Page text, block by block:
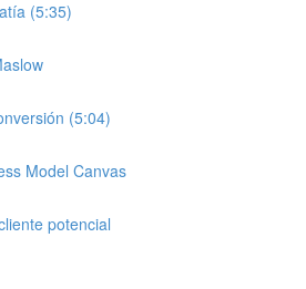
(5:35)
(5:04)
Model Canvas
potencial